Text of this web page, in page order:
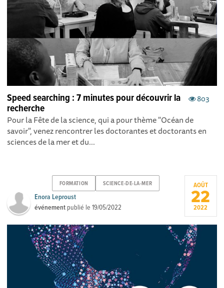
803
Speed searching : 7 minutes pour découvrir la
recherche
Pour la Fête de la science, qui a pour thème "Océan de
savoir", venez rencontrer les doctorantes et doctorants en
sciences de la mer et du...
FORMATION SCIENCE-DE-LA-MER
Enora Leproust
événement publié le19/05/2022
AOÛT
22
2022